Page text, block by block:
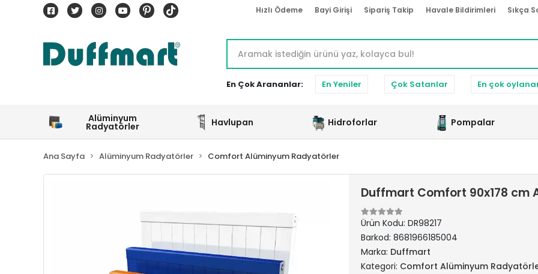
Hızlı Ödeme Bayi Girişi Sipariş Takip Havale Bildirimleri Sıkça
En Çok Arananlar: En Yeniler Çok Satanlar En çok
Alüminyum
Radyatörler Havlupan Hidroforlar Pompalar
Ana Sayfa Alüminyum Radyatörler Comfort Alüminyum Radyatörler
Duffmart Comfort 90x178
Ürün Kodu: DR98217
Barkod: 8681966185004
Marka: Duffmart
Kategori: Comfort Alüminyum